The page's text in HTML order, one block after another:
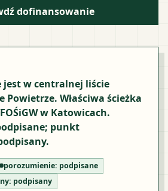
dofinansowanie
jest w centralnej liście
Powietrze. Właściwa ścieżka
w Katowicach.
punkt
porozumienie: podpisane
podpisany